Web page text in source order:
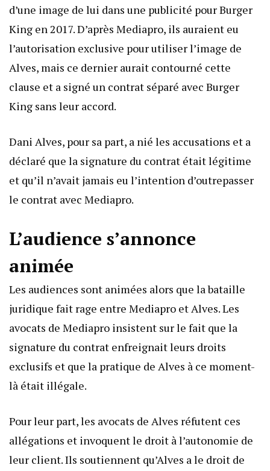
d’une image de lui dans une publicité pour Burger
King en 2017. D’après Mediapro, ils auraient eu
l’autorisation exclusive pour utiliser l’image de
Alves, mais ce dernier aurait contourné cette
clause et a signé un contrat séparé avec Burger
King sans leur accord.
Dani Alves, pour sa part, a nié les accusations et a
déclaré que la signature du contrat était légitime
et qu’il n’avait jamais eu l’intention d’outrepasser
le contrat avec Mediapro.
L’audience s’annonce
animée
Les audiences sont animées alors que la bataille
juridique fait rage entre Mediapro et Alves. Les
avocats de Mediapro insistent sur le fait que la
signature du contrat enfreignait leurs droits
exclusifs et que la pratique de Alves à ce moment-
là était illégale.
Pour leur part, les avocats de Alves réfutent ces
allégations et invoquent le droit à l’autonomie de
leur client. Ils soutiennent qu’Alves a le droit de